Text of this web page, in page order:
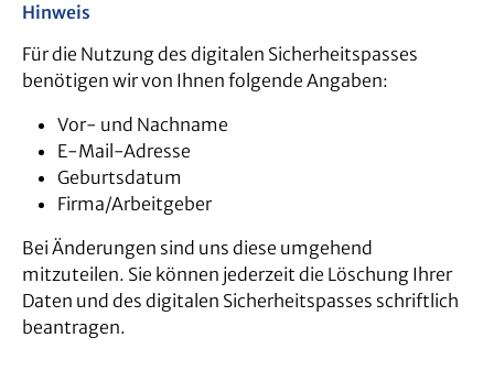
Hinweis
Für die Nutzung des digitalen Sicherheitspasses
benötigen wir von Ihnen folgende Angaben:
Vor- und Nachname
E-Mail-Adresse
Geburtsdatum
Firma/Arbeitgeber
Bei Änderungen sind uns diese umgehend
mitzuteilen. Sie können jederzeit die Löschung Ihrer
Daten und des digitalen Sicherheitspasses schriftlich
beantragen.